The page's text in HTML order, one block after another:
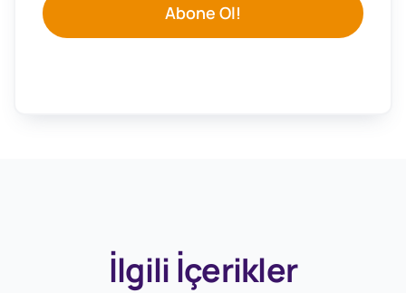
Abone Ol!
İlgili İçerikler